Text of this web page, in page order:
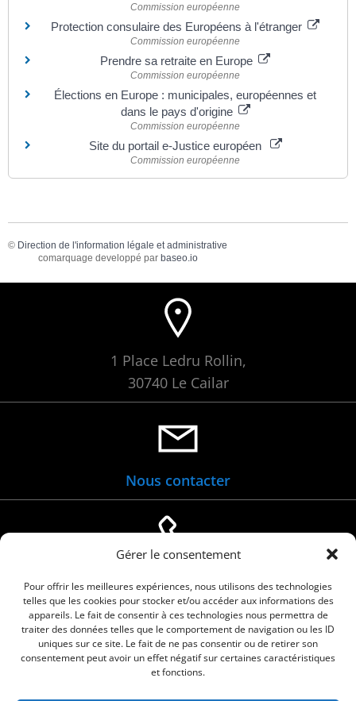
Gérer le consentement
Pour offrir les meilleures expériences, nous utilisons des technologies
telles que les cookies pour stocker et/ou accéder aux informations des
appareils. Le fait de consentir à ces technologies nous permettra de
traiter des données telles que le comportement de navigation ou les ID
uniques sur ce site. Le fait de ne pas consentir ou de retirer son
consentement peut avoir un effet négatif sur certaines caractéristiques
et fonctions.
Commission européenne
Protection consulaire des Européens à l'étranger
Commission européenne
Prendre sa retraite en Europe
Commission européenne
Élections en Europe : municipales, européennes et
dans le pays d'origine
Commission européenne
Site du portail e-Justice européen
Commission européenne
© Direction de l'information légale et administrative
comarquage developpé par baseo.io
1 Place Ledru Rollin,
30740 Le Cailar
Nous contacter
04 66 88 01 05